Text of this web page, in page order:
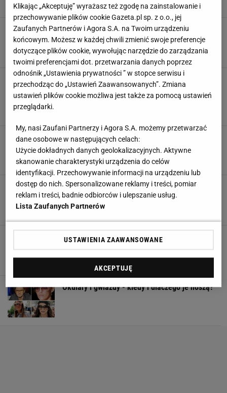
Marta Podściańska,25 MARCA 2025, 14:06
COS i Linda Farrow: nowa kolekcja okularów -
już tej wiosny!
Marta Podściańska, 18 LUTEGO 2024, 22:57
Te okulary Sinsay to modne dodatki na
słoneczne dni! Teraz dostępne są na
wyprzedaży!
Zasady doboru okularów przeciwsłonecznych -
sprawdziłyśmy na sobie!
Redakcja,18 SIERPNIA 2014, 14:00
Okulary: jak je dobrać do kształtu twarzy?
Dagmara Miętek, Justyna Więckowska, Mateusz
Romian,3 LIPCA 2014, 15:00
KONKURS - Plażowa stylizacja w okularach
redakcja,16 SIERPNIA 2013, 13:50
Okulary i gwiazdy - kiedy i dlaczego je noszą?
Klikając „Akceptuję” wyrażasz też zgodę na zainstalowanie i
przechowywanie plików cookie Gazeta.pl sp. z o.o., jej
Zaufanych Partnerów i Agora S.A. na Twoim urządzeniu
końcowym. Możesz w każdej chwili zmienić swoje preferencje
dotyczące plików cookie, wywołując narzędzie do zarządzania
twoimi preferencjami dot. przetwarzania danych poprzez
odnośnik „Ustawienia prywatności ” w stopce serwisu i
przechodząc do „Ustawień Zaawansowanych”. Zmiana
ustawień plików cookie możliwa jest także za pomocą ustawień
przeglądarki.
My, nasi Zaufani Partnerzy i Agora S.A. możemy przetwarzać
dane osobowe w następujących celach:
Użycie dokładnych danych geolokalizacyjnych. Aktywne
skanowanie charakterystyki urządzenia do celów
identyfikacji. Przechowywanie informacji na urządzeniu lub
dostęp do nich. Spersonalizowane reklamy i treści, pomiar
reklam i treści, badnie odbiorców i ulepszanie usług.
Lista Zaufanych Partnerów
USTAWIENIA ZAAWANSOWANE
AKCEPTUJĘ